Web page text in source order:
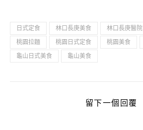
日式定食 林口長庚美食 林口長庚醫院
桃園拉麵
桃園日式定食 桃園美食
龜山日式美食
龜山美食
留下一個回覆